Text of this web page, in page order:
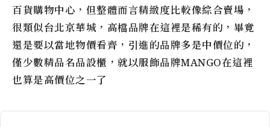
百貨購物中心，但整體而言精緻度比較像綜合賣場，
很類似台北京華城，高檔品牌在這裡是稀有的，畢竟
還是要以當地物價看齊，引進的品牌多是中價位的，
僅少數精品名品設櫃，就以服飾品牌MANGO在這裡
也算是高價位之一了